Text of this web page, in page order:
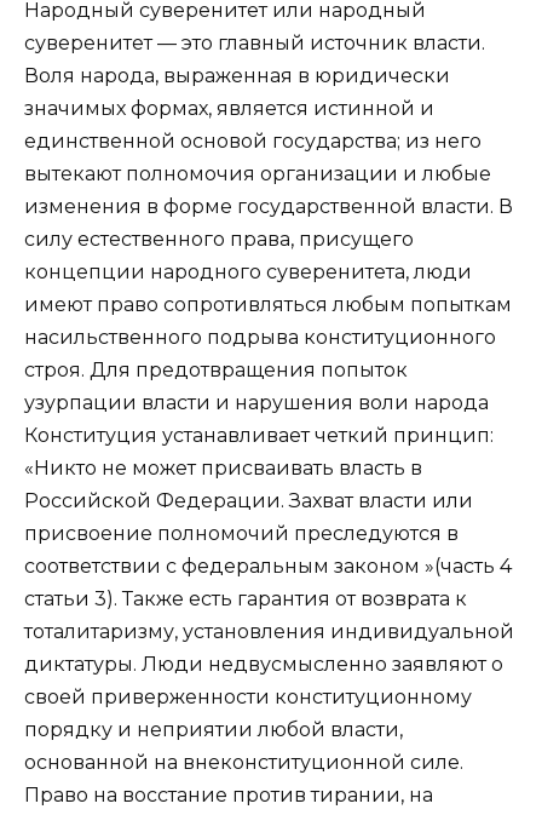
Народный суверенитет или народный
суверенитет — это главный источник власти.
Воля народа, выраженная в юридически
значимых формах, является истинной и
единственной основой государства; из него
вытекают полномочия организации и любые
изменения в форме государственной власти. В
силу естественного права, присущего
концепции народного суверенитета, люди
имеют право сопротивляться любым попыткам
насильственного подрыва конституционного
строя. Для предотвращения попыток
узурпации власти и нарушения воли народа
Конституция устанавливает четкий принцип:
«Никто не может присваивать власть в
Российской Федерации. Захват власти или
присвоение полномочий преследуются в
соответствии с федеральным законом »(часть 4
статьи 3). Также есть гарантия от возврата к
тоталитаризму, установления индивидуальной
диктатуры. Люди недвусмысленно заявляют о
своей приверженности конституционному
порядку и неприятии любой власти,
основанной на внеконституционной силе.
Право на восстание против тирании, на